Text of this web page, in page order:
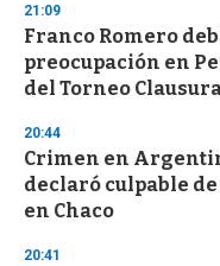
21:09
Franco Romero
preocupación en
del Torneo
20:44
Crimen en
declaró culpable
en Chaco
20:41